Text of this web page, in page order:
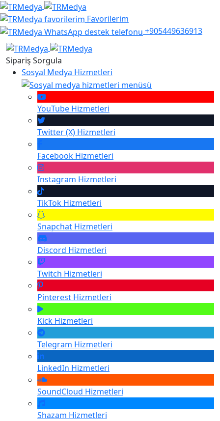
Favorilerim
+905449636913
Sipariş Sorgula
Sosyal Medya Hizmetleri
YouTube Hizmetleri
Twitter (X) Hizmetleri
Facebook Hizmetleri
Instagram Hizmetleri
TikTok Hizmetleri
Snapchat Hizmetleri
Discord Hizmetleri
Twitch Hizmetleri
Pinterest Hizmetleri
Kick Hizmetleri
Telegram Hizmetleri
LinkedIn Hizmetleri
SoundCloud Hizmetleri
Shazam Hizmetleri